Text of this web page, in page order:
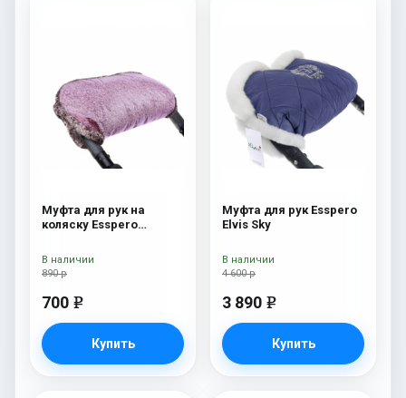
Муфта для рук на
коляску Esspero
890 р
700 e
Купить
В наличии
Муфта для рук Esspero
Elvis Sky
4 600 р
3 890 e
Купить
В наличии